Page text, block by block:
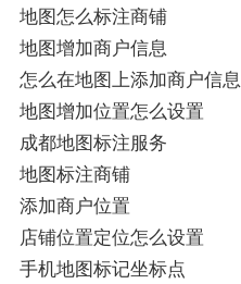
地图怎么标注商铺
地图增加商户信息
怎么在地图上添加商户信息
地图增加位置怎么设置
成都地图标注服务
地图标注商铺
添加商户位置
店铺位置定位怎么设置
手机地图标记坐标点